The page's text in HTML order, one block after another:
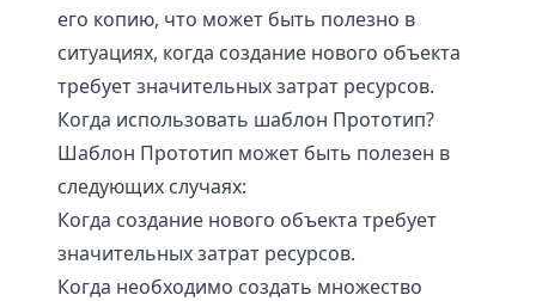
его копию, что может быть полезно в
ситуациях, когда создание нового объекта
требует значительных затрат ресурсов.
Когда использовать шаблон Прототип?
Шаблон Прототип может быть полезен в
следующих случаях:
Когда создание нового объекта требует
значительных затрат ресурсов.
Когда необходимо создать множество